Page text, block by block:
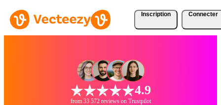
Inscription Connecter
4.9
from 33 572 reviews on Trustpilot